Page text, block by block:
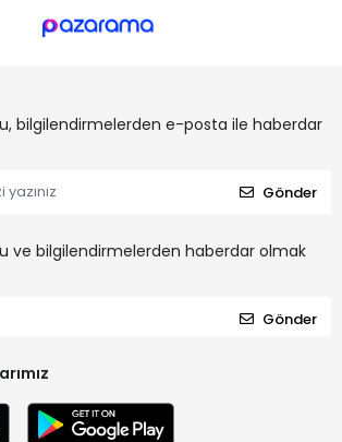
bilgilendirmelerden e-posta ile haberdar
Gönder
ve bilgilendirmelerden haberdar olmak
Gönder